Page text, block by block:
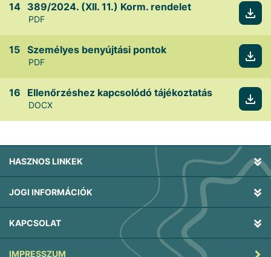
389/2024. (XII. 11.) Korm. rendelet
PDF
Személyes benyújtási pontok
PDF
Ellenőrzéshez kapcsolódó tájékoztatás
DOCX
HASZNOS LINKEK
JOGI INFORMÁCIÓK
KAPCSOLAT
IMPRESSZUM